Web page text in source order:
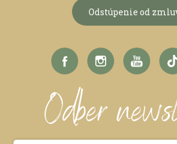
Odstúpenie od
Odber